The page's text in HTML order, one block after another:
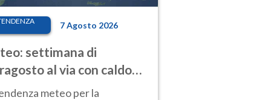
7 Agosto 2026
settimana di
al via con caldo
e qualche temporale
meteo per la